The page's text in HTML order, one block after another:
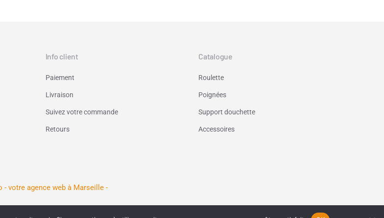
Info client
Paiement
Livraison
Suivez votre commande
Retours
Catalogue
Roulette
Poignées
Support douchette
Accessoires
- votre agence web à Marseille -